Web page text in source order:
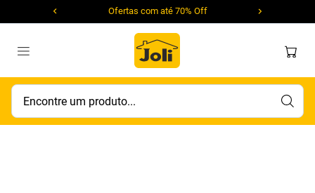
Ofertas com até 70% Off
Encontre um produto...